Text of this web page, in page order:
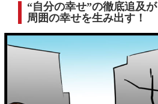
“自分の幸せ”の徹底追及が
周囲の幸せを生み出す！